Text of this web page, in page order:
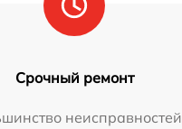
Срочный ремонт
неисправностей